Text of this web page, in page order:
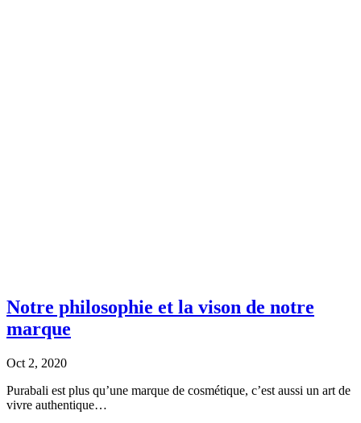
Notre philosophie et la vison de notre
marque
Oct 2, 2020
Purabali est plus qu’une marque de cosmétique, c’est aussi un art de
vivre authentique…